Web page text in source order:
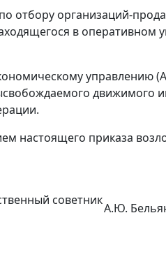
отбору организаций-
в оперативном
управлению
настоящего приказа
советник
А.Ю.